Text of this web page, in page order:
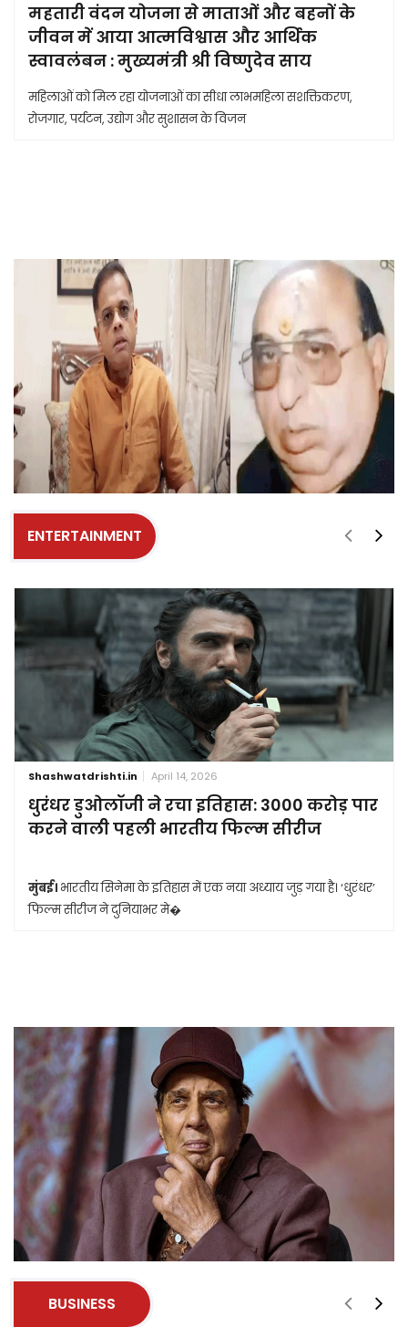
महतारी वंदन योजना से माताओं और बहनों के
जीवन में आया आत्मविश्वास और आर्थिक
स्वावलंबन : मुख्यमंत्री श्री विष्णुदेव साय
महिलाओं को मिल रहा योजनाओं का सीधा लाभमहिला सशक्तिकरण,
रोजगार, पर्यटन, उद्योग और सुशासन के विजन
ENTERTAINMENT
Shashwatdrishti.in April 14, 2026
धुरंधर डुओलॉजी ने रचा इतिहास: 3000 करोड़ पार
करने वाली पहली भारतीय फिल्म सीरीज
मुंबई। भारतीय सिनेमा के इतिहास में एक नया अध्याय जुड़ गया है। ‘धुरंधर’
फिल्म सीरीज ने दुनियाभर मे�
BUSINESS